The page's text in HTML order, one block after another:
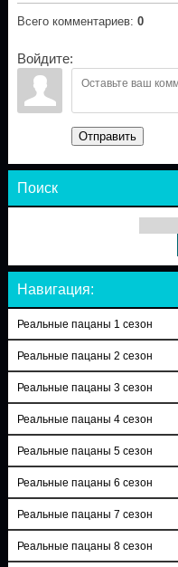
Всего комментариев: 0
Войдите:
Отправить
Поиск
Навигация:
Реальные пацаны 1 сезон
Реальные пацаны 2 сезон
Реальные пацаны 3 сезон
Реальные пацаны 4 сезон
Реальные пацаны 5 сезон
Реальные пацаны 6 сезон
Реальные пацаны 7 сезон
Реальные пацаны 8 сезон